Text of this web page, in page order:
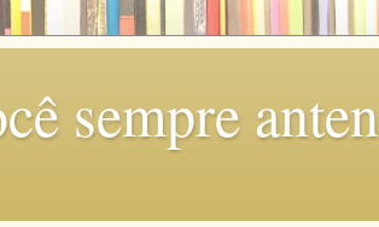
sempre